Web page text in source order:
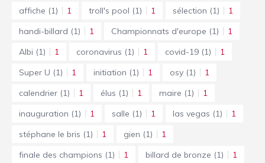
affiche (1) 1 troll's pool (1) 1 sélection (1)
1
handi-billard (1) 1 Championnats d'europe (1)
1
Albi (1) 1 coronavirus (1) 1 covid-19 (1)
1
Super U (1) 1 initiation (1) 1 osy (1)
1
calendrier (1) 1 élus (1) 1 maire (1)
1
inauguration (1) 1 salle (1) 1 las vegas (1)
1
stéphane le bris (1) 1 gien (1)
1
finale des champions (1) 1 billard de bronze (1)
1